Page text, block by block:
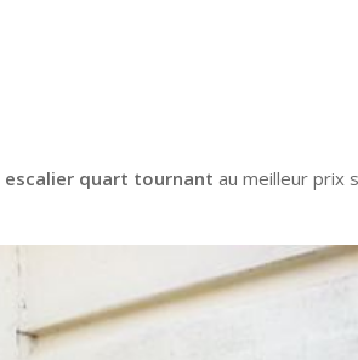
escalier quart tournant au meilleur prix